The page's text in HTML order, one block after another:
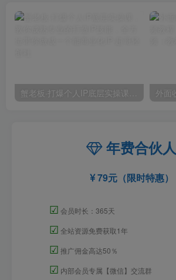
蟹老板·打爆个人IP底层实操课，教你成熟专业的打造IP技能，全方位带你做成一个能商业化IP
年费合伙人
79元（限时特惠）
☑ 会员时长：365天
☑ 全站资源免费获取1年
☑ 推广佣金高达50％
☑ 内部会员专属【微信】交流群